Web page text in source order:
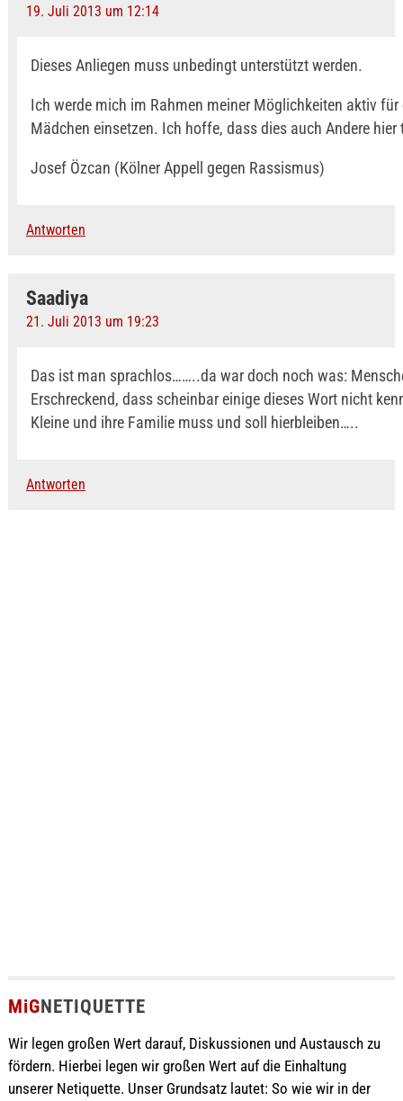
19. Juli 2013 um 12:14
Dieses Anliegen muss unbedingt unterstützt werden.
Ich werde mich im Rahmen meiner Möglichkeiten aktiv für
Mädchen einsetzen. Ich hoffe, dass dies auch Andere hier
Josef Özcan (Kölner Appell gegen Rassismus)
Antworten
Saadiya
21. Juli 2013 um 19:23
Das ist man sprachlos……..da war doch noch was:
Erschreckend, dass scheinbar einige dieses Wort nicht
Kleine und ihre Familie muss und soll hierbleiben…..
Antworten
MiGNETIQUETTE
Wir legen großen Wert darauf, Diskussionen und Austausch zu
fördern. Hierbei legen wir großen Wert auf die Einhaltung
unserer Netiquette. Unser Grundsatz lautet: So wie wir in der